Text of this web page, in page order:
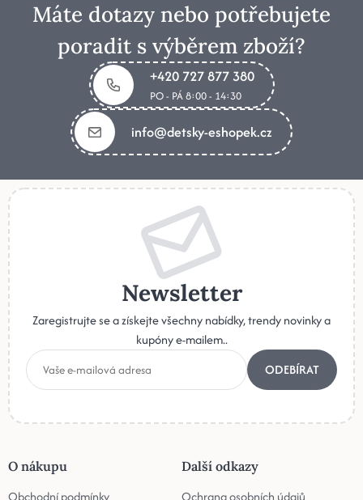
Máte dotazy nebo potřebujete
poradit s výběrem zboží?
+420 727 877 380
PO - PÁ 8:00 - 14:30
info@detsky-eshopek.cz
Newsletter
Zaregistrujte se a získejte všechny nabídky, trendy novinky a
kupóny e-mailem..
ODEBÍRAT
O nákupu
Obchodní podmínky
Další odkazy
Ochrana osobních údajů